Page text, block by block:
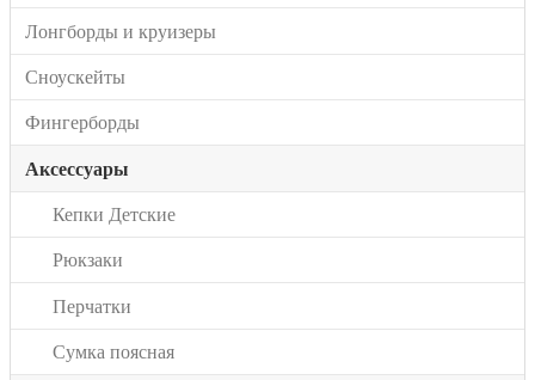
Лонгборды и круизеры
Сноускейты
Фингерборды
Аксессуары
Кепки Детские
Рюкзаки
Перчатки
Сумка поясная